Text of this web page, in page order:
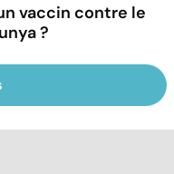
vaccin contre le
?